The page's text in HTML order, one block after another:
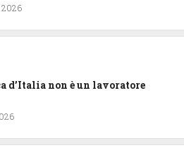
2026
d’Italia non è un lavoratore